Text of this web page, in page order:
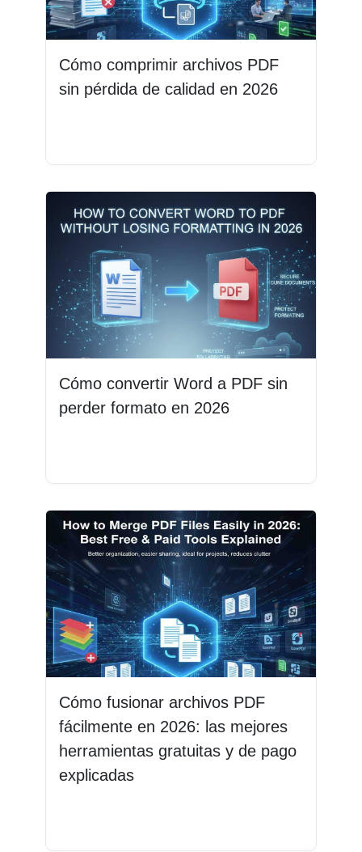
Cómo comprimir archivos PDF
sin pérdida de calidad en 2026
Cómo convertir Word a PDF sin
perder formato en 2026
Cómo fusionar archivos PDF
fácilmente en 2026: las mejores
herramientas gratuitas y de pago
explicadas